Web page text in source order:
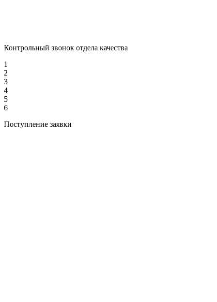
Контрольный звонок отдела качества
1
2
3
4
5
6
Поступление заявки